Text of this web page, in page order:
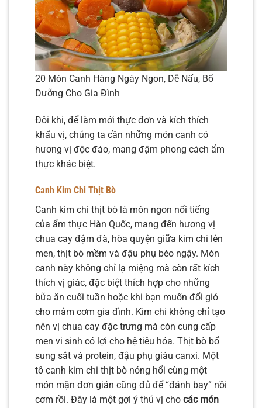
20 Món Canh Hàng Ngày Ngon, Dễ Nấu, Bổ
Dưỡng Cho Gia Đình
Đôi khi, để làm mới thực đơn và kích thích
khẩu vị, chúng ta cần những món canh có
hương vị độc đáo, mang đậm phong cách ẩm
thực khác biệt.
Canh Kim Chi Thịt Bò
Canh kim chi thịt bò là món ngon nổi tiếng
của ẩm thực Hàn Quốc, mang đến hương vị
chua cay đậm đà, hòa quyện giữa kim chi lên
men, thịt bò mềm và đậu phụ béo ngậy. Món
canh này không chỉ lạ miệng mà còn rất kích
thích vị giác, đặc biệt thích hợp cho những
bữa ăn cuối tuần hoặc khi bạn muốn đổi gió
cho mâm cơm gia đình. Kim chi không chỉ tạo
nên vị chua cay đặc trưng mà còn cung cấp
men vi sinh có lợi cho hệ tiêu hóa. Thịt bò bổ
sung sắt và protein, đậu phụ giàu canxi. Một
tô canh kim chi thịt bò nóng hổi cùng một
món mặn đơn giản cũng đủ để “đánh bay” nồi
cơm rồi. Đây là một gợi ý thú vị cho các món